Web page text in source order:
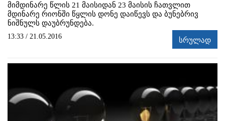
მიმდინარე წლის 21 მაისიდან 23 მაისის ჩათვლით
მდინარე რიონში წყლის დონე დაიწევს და ბუნებრივ
ნიშნულს დაუბრუნდება.
13:33 / 21.05.2016 სრულად